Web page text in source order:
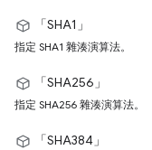
「SHA1」
指定 SHA1 雜湊演算法。
「SHA256」
指定 SHA256 雜湊演算法。
「SHA384」